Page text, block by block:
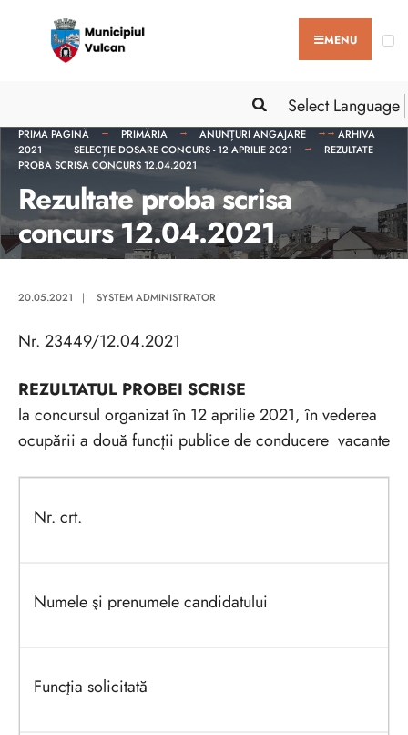
MENU
Select Language
PRIMA PAGINĂ PRIMĂRIA ANUNȚURI ANGAJARE
ARHIVA
2021
SELECȚIE DOSARE CONCURS - 12 APRILIE 2021
REZULTATE
PROBA SCRISA CONCURS 12.04.2021
Rezultate proba scrisa
concurs 12.04.2021
20.05.2021 | SYSTEM ADMINISTRATOR
Nr. 23449/12.04.2021
REZULTATUL PROBEI SCRISE
la concursul organizat în 12 aprilie 2021, în vederea
ocupării a două funcţii publice de conducere vacante
Nr. crt.
Numele şi prenumele candidatului
Funcţia solicitată